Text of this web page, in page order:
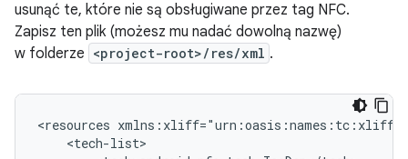
usunąć te, które nie są obsługiwane przez tag NFC.
Zapisz ten plik (możesz mu nadać dowolną nazwę)
w folderze <project-root>/res/xml .
<resources